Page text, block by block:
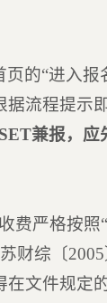
页的“进入报
据流程提示
兼报，应
费严格按照
苏财综〔
在文件规定